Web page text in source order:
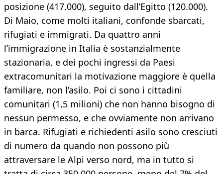
posizione (417.000), seguito dall’Egitto (120.000).
Di Maio, come molti italiani, confonde sbarcati,
rifugiati e immigrati. Da quattro anni
l’immigrazione in Italia è sostanzialmente
stazionaria, e dei pochi ingressi da Paesi
extracomunitari la motivazione maggiore è quella
familiare, non l’asilo. Poi ci sono i cittadini
comunitari (1,5 milioni) che non hanno bisogno di
nessun permesso, e che ovviamente non arrivano
in barca. Rifugiati e richiedenti asilo sono cresciuti
di numero da quando non possono più
attraversare le Alpi verso nord, ma in tutto si